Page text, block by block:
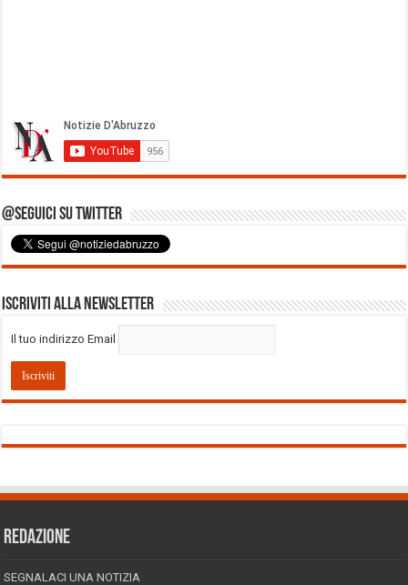
@Seguici su Twitter
Iscriviti alla Newsletter
Il tuo indirizzo Email
REDAZIONE
SEGNALACI UNA NOTIZIA